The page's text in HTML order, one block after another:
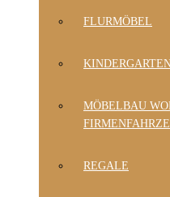
FLURMÖBEL
MÖBELBAU
REGALE